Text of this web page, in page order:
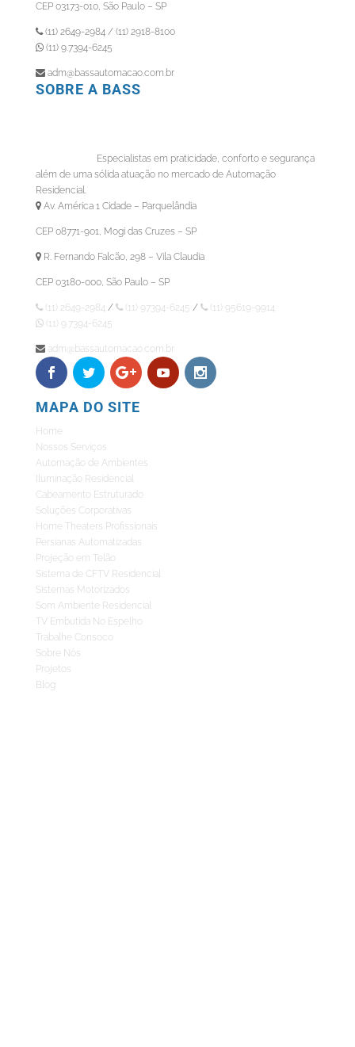
CEP 03173-010, São Paulo – SP
(11) 2649-2984 / (11) 2918-8100
(11) 9.7394-6245
adm@bassautomacao.com.br
SOBRE A BASS
Especialistas em praticidade, conforto e segurança
além de uma sólida atuação no mercado de Automação
Residencial.
Av. América 1 Cidade – Parquelândia
CEP 08771-901, Mogi das Cruzes – SP
R. Fernando Falcão, 298 – Vila Claudia
CEP 03180-000, São Paulo – SP
(11) 2649-2984 / (11) 97394-6245 /
(11) 95619-9914
(11) 9.7394-6245
adm@bassautomacao.com.br
MAPA DO SITE
Home
Nossos Serviços
Automação de Ambientes
Iluminação Residencial
Cabeamento Estruturado
Soluções Corporativas
Home Theaters Profissionais
Persianas Automatizadas
Projeção em Telão
Sistema de CFTV Residencial
Sistemas Motorizados
Som Ambiente Residencial
TV Embutida No Espelho
Trabalhe Consoco
Sobre Nós
Projetos
Blog